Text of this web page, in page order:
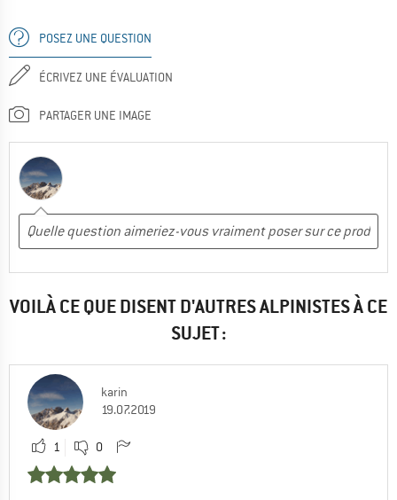
POSEZ UNE QUESTION
ÉCRIVEZ UNE ÉVALUATION
PARTAGER UNE IMAGE
VOILÀ CE QUE DISENT D'AUTRES ALPINISTES À CE
SUJET :
karin
19.07.2019
1 0